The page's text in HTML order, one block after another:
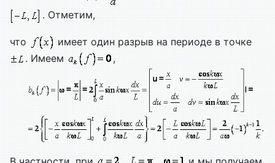
. Отметим,
что
имеет один разрыв на периоде в точке
. Имеем
,